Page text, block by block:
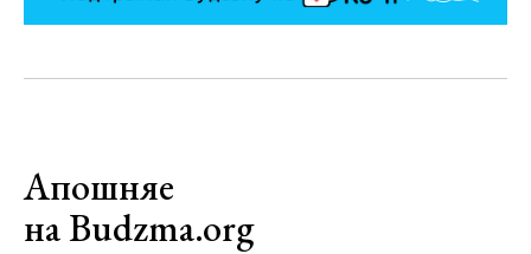
Апошняе
на Budzma.org